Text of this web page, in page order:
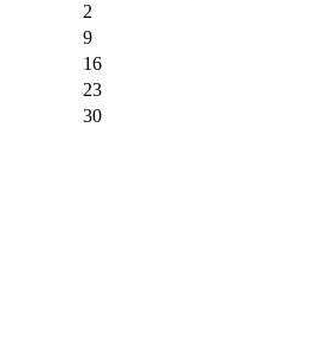
2
9
16
23
30